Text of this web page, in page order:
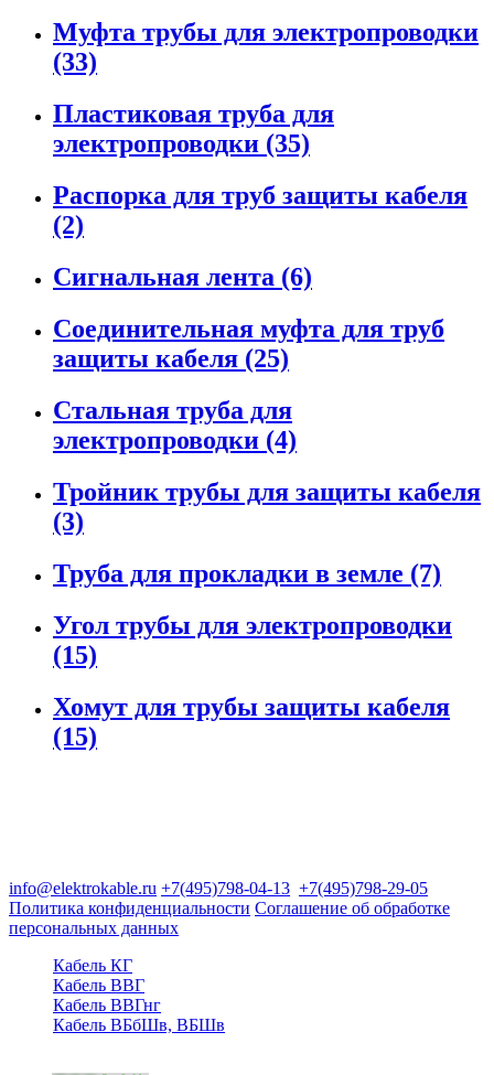
Муфта трубы для электропроводки
(33)
Пластиковая труба для
электропроводки (35)
Распорка для труб защиты кабеля
(2)
Сигнальная лента (6)
Соединительная муфта для труб
защиты кабеля (25)
Стальная труба для
электропроводки (4)
Тройник трубы для защиты кабеля
(3)
Труба для прокладки в земле (7)
Угол трубы для электропроводки
(15)
Хомут для трубы защиты кабеля
(15)
info@elektrokable.ru +7(495)798-04-13 +7(495)798-29-05
Политика конфиденциальности Соглашение об обработке
персональных данных
Кабель КГ
Кабель ВВГ
Кабель ВВГнг
Кабель ВБбШв, ВБШв